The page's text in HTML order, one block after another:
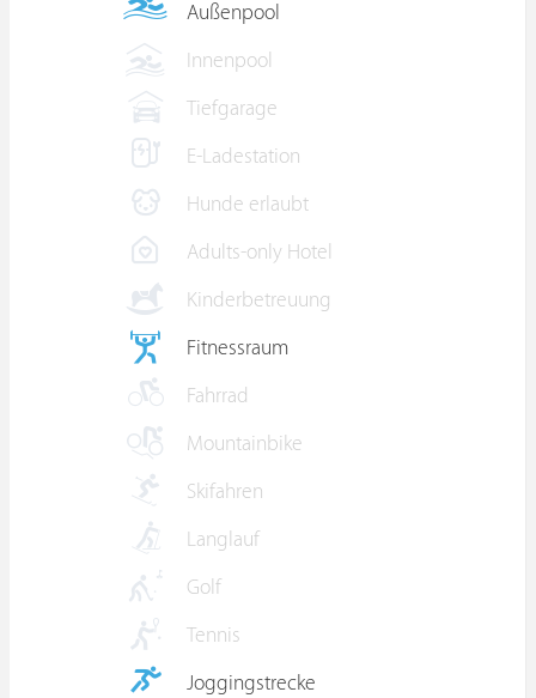
Außenpool
Innenpool
Tiefgarage
E-Ladestation
Hunde erlaubt
Adults-only Hotel
Kinderbetreuung
Fitnessraum
Fahrrad
Mountainbike
Skifahren
Langlauf
Golf
Tennis
Joggingstrecke